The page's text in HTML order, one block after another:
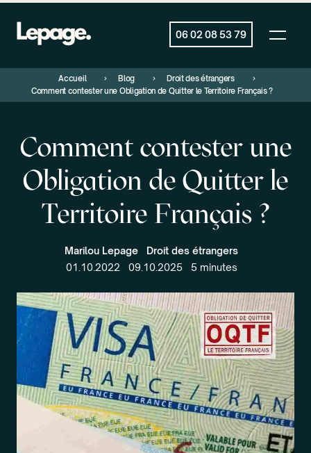
06 02 08 53 79
Accueil Blog
Droit des étrangers
Comment contester une Obligation de Quitter le Territoire Français ?
Comment contester une
Obligation de Quitter le
Territoire Français ?
Marilou Lepage
Droit des étrangers
01.10.2022
09.10.2025 5 minutes